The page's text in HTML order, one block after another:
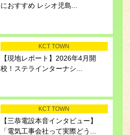
におすすめ レシオ児島...
KCT TOWN
【現地レポート】2026年4月開
校！ステラインターナシ...
KCT TOWN
【三恭電設本音インタビュー】
「電気工事会社って実際どう...